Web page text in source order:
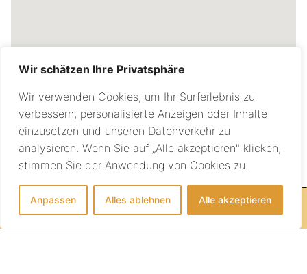
Wir schätzen Ihre Privatsphäre
Wir verwenden Cookies, um Ihr Surferlebnis zu
verbessern, personalisierte Anzeigen oder Inhalte
einzusetzen und unseren Datenverkehr zu
analysieren. Wenn Sie auf „Alle akzeptieren" klicken,
stimmen Sie der Anwendung von Cookies zu.
Anpassen Alles ablehnen Alle akzeptieren
IHRE REISE BEGINNT HIER!